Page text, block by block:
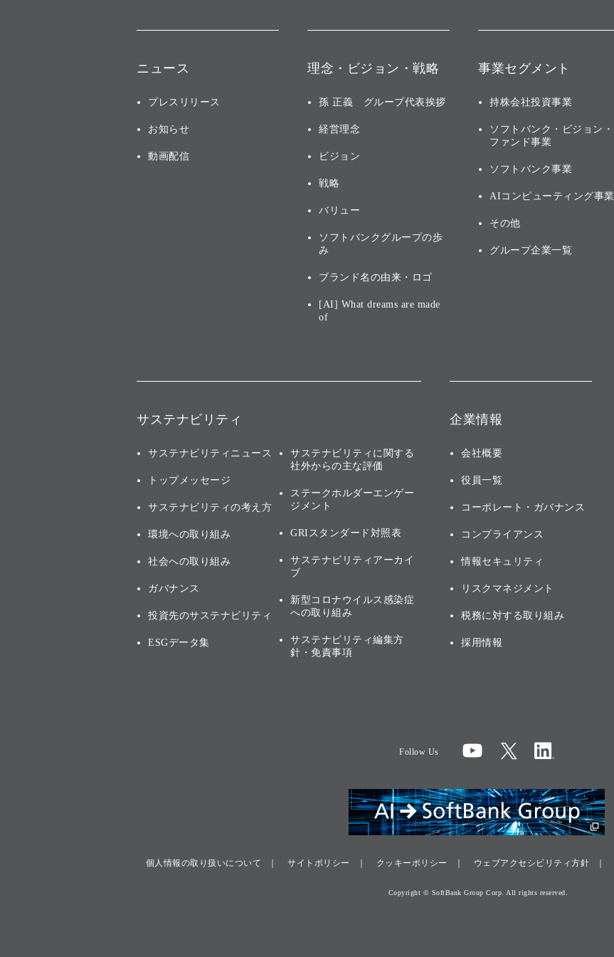
ニュース
プレスリリース
お知らせ
動画配信
理念・ビジョン・戦略
孫 正義 グループ代表挨拶
経営理念
ビジョン
戦略
バリュー
ソフトバンクグループの歩
み
ブランド名の由来・ロゴ
[AI] What dreams are made
of
事業セグメント
持株会社投資事業
ソフトバンク・ビジョン・
ファンド事業
ソフトバンク事業
AIコンピューティング事業
その他
グループ企業一覧
サステナビリティ
サステナビリティニュース
トップメッセージ
サステナビリティの考え方
環境への取り組み
社会への取り組み
ガバナンス
投資先のサステナビリティ
ESGデータ集
サステナビリティに関する
社外からの主な評価
ステークホルダーエンゲー
ジメント
GRIスタンダード対照表
サステナビリティアーカイ
ブ
新型コロナウイルス感染症
への取り組み
サステナビリティ編集方
針・免責事項
企業情報
会社概要
役員一覧
コーポレート・ガバナンス
コンプライアンス
情報セキュリティ
リスクマネジメント
税務に対する取り組み
採用情報
Follow Us
個人情報の取り扱いについて サイトポリシー クッキーポリシー ウェブアクセシビリティ方針
Copyright © SoftBank Group Corp. All rights reserved.